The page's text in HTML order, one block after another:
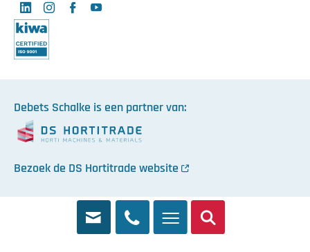
LinkedInInstagramFacebookYouTube
Debets Schalke is een partner van:
Bezoek de DS Hortitrade website